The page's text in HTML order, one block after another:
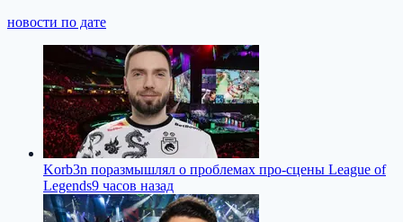
новости по дате
Korb3n поразмышлял о проблемах про-сцены League of
Legends9 часов назад